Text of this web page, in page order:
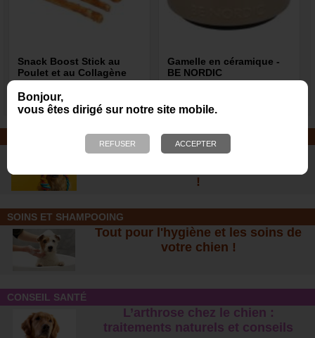
Bonjour,
vous êtes dirigé sur notre site mobile.
Snack Boost Stick au
Poulet et au Collagène
2,20 €
Gamelle en céramique -
BE NORDIC
JOUETS EN CORDE
De nombreuses nouveautés pour
!
SOINS ET SHAMPOOING
Tout pour l'hygiène et les soins de
votre chien !
CONSEIL SANTÉ
L’arthrose chez le chien :
traitements naturels et conseils